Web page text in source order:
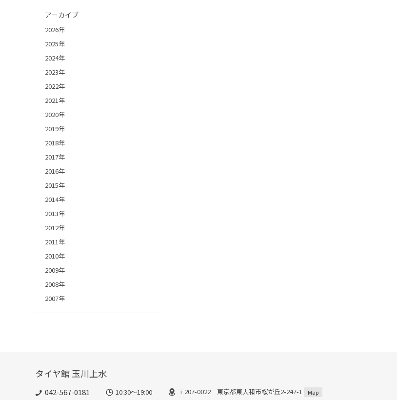
アーカイブ
2026年
2025年
2024年
2023年
2022年
2021年
2020年
2019年
2018年
2017年
2016年
2015年
2014年
2013年
2012年
2011年
2010年
2009年
2008年
2007年
タイヤ館 玉川上水
042-567-0181 10:30～19:00 〒207-0022 東京都東大和市桜が丘2-247-1 Map